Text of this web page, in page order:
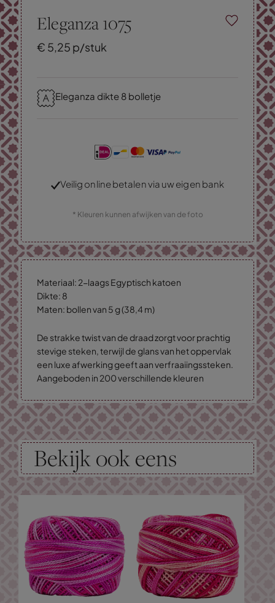
Eleganza 1075
€ 5,25 p/stuk
Eleganza dikte 8 bolletje
Veilig online betalen via uw eigen bank
* Kleuren kunnen afwijken van de foto
Materiaal: 2-laags Egyptisch katoen
Dikte: 8
Maten: bollen van 5 g (38,4 m)
De strakke twist van de draad zorgt voor prachtig
stevige steken, terwijl de glans van het oppervlak
een luxe afwerking geeft aan verfraaiingssteken.
Aangeboden in 200 verschillende kleuren
Bekijk ook eens